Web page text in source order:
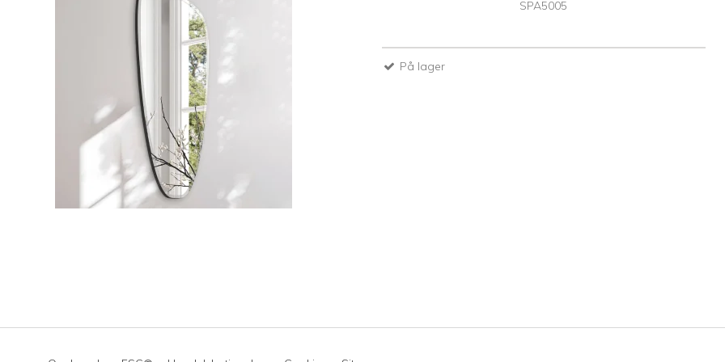
SPA5005
På lager